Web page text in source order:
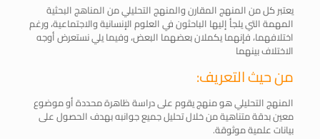
يعتبر كل من المنهج المقارن والمنهج التحليلي من المناهج البحثية
المهمة التي يلجأ إليها الباحثون في العلوم الإنسانية والاجتماعية، ورغم
اختلافهما، فإنهما يكملان بعضهما البعض، وفيما يلي نستعرض أوجه
الاختلاف بينهما
من حيث التعريف:
المنهج التحليلي هو منهج يقوم على دراسة ظاهرة محددة أو موضوع
معين بدقة متناهية من خلال تحليل جميع جوانبه بهدف الحصول على
بيانات علمية موثوقة.